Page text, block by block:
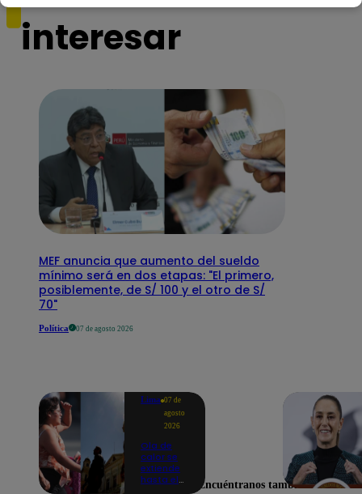
interesar
MEF anuncia que aumento del sueldo
mínimo será en dos etapas: "El primero,
posiblemente, de S/ 100 y el otro de S/
70"
Política 07 de agosto 2026
Lima 07 de
agosto
2026
Ola de
calor se
extiende
hasta el
Encuéntranos también en